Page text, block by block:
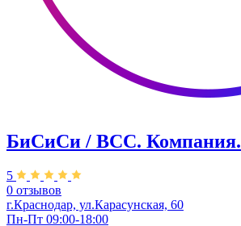
БиСиСи / BCC. Компания.
5
0 отзывов
г.Краснодар, ул.Карасунская, 60
Пн-Пт 09:00-18:00